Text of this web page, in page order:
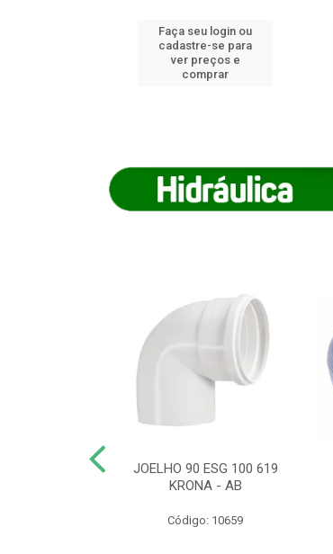
Faça seu login ou
cadastre-se para
ver preços e
comprar
JOELHO 90 ESG 100 619
KRONA - AB
Código: 10659